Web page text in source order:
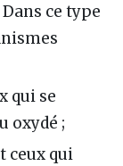
ce type
qui se
oxydé ;
ceux qui